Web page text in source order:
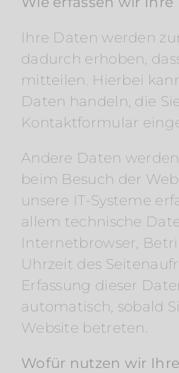
Ihre Daten werden
dadurch erhoben,
mitteilen. Hierbei
Daten handeln, die
Kontaktformular
Andere Daten
beim Besuch der
unsere IT-Systeme
allem technische
Internetbrowser,
Uhrzeit des
Erfassung dieser
automatisch, sobald
Website betreten.
Wofür nutzen wir